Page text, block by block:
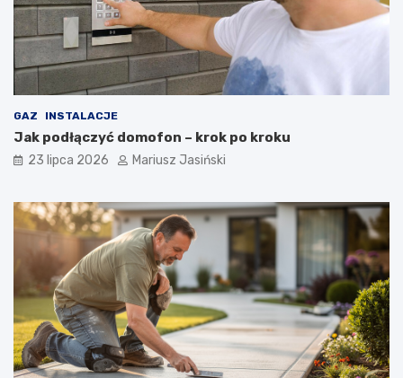
GAZ INSTALACJE
Jak podłączyć domofon – krok po kroku
23 lipca 2026 Mariusz Jasiński